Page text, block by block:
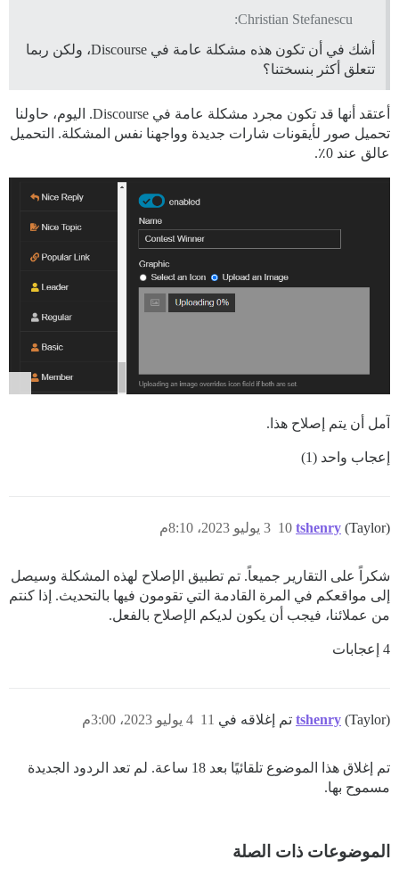
Christian Stefanescu:
أشك في أن تكون هذه مشكلة عامة في Discourse، ولكن ربما
تتعلق أكثر بنسختنا؟
أعتقد أنها قد تكون مجرد مشكلة عامة في Discourse. اليوم، حاولنا
تحميل صور لأيقونات شارات جديدة وواجهنا نفس المشكلة. التحميل
عالق عند 0٪.
آمل أن يتم إصلاح هذا.
إعجاب واحد (1)
tshenry (Taylor) 3 يوليو 2023، 8:10م 10
شكراً على التقارير جميعاً. تم تطبيق الإصلاح لهذه المشكلة وسيصل
إلى مواقعكم في المرة القادمة التي تقومون فيها بالتحديث. إذا كنتم
من عملائنا، فيجب أن يكون لديكم الإصلاح بالفعل.
4 إعجابات
tshenry (Taylor) تم إغلاقه في 4 يوليو 2023، 3:00م 11
تم إغلاق هذا الموضوع تلقائيًا بعد 18 ساعة. لم تعد الردود الجديدة
مسموح بها.
الموضوعات ذات الصلة